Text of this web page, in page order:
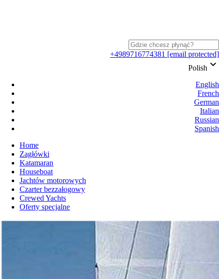
+4989716774381 [email protected]
Polish keyboard_arrow_down
English
French
German
Italian
Russian
Spanish
Home
Zagłówki
Katamaran
Houseboat
Jachtów motorowych
Czarter bezzałogowy
Crewed Yachts
Oferty specjalne